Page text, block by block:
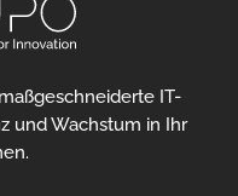
IT-
und Wachstum in Ihr